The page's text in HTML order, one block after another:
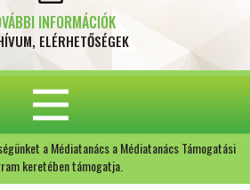
INFORMÁCIÓK
ELÉRHETŐSÉGEK
a Médiatanács a Médiatanács Támogatási
keretében támogatja.